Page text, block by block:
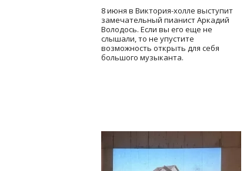
8 июня в Виктория-холле выступит
замечательный пианист Аркадий
Володось. Если вы его еще не
слышали, то не упустите
возможность открыть для себя
большого музыканта.